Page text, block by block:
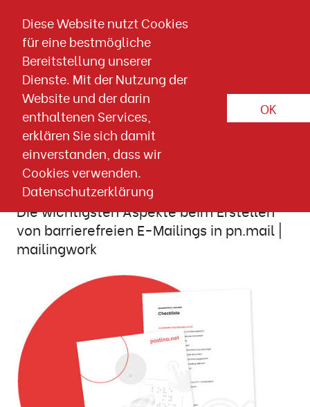
Diese Website nutzt Cookies
für eine bestmögliche
Bereitstellung unserer
Dienste. Mit der Nutzung der
Website und der darin
enthaltenen Services,
erklären Sie sich damit
einverstanden, dass wir
Cookies verwenden.
Datenschutzerklärung
OK
Download-Detailseite
17. JULI 2024 Wissen & Downloads
PRAXISTIPPS BARRIEREFREIHEIT
DESIGN
Barrierefreie E-Mailings
Die wichtigsten Aspekte beim Erstellen
von barrierefreien E-Mailings in pn.mail |
mailingwork